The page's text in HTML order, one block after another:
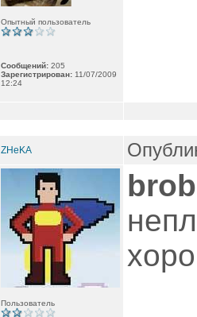
Опытный пользователь
Сообщений: 205
Зарегистрирован: 11/07/2009
12:24
ZHeKA
Пользователь